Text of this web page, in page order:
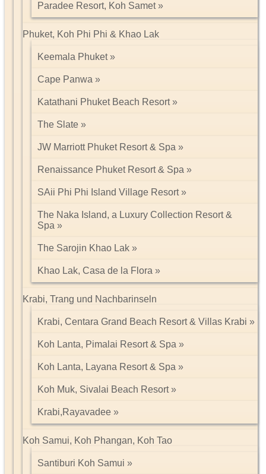
Paradee Resort, Koh Samet
Phuket, Koh Phi Phi & Khao Lak
Keemala Phuket
Cape Panwa
Katathani Phuket Beach Resort
The Slate
JW Marriott Phuket Resort & Spa
Renaissance Phuket Resort & Spa
SAii Phi Phi Island Village Resort
The Naka Island, a Luxury Collection Resort &
Spa
The Sarojin Khao Lak
Khao Lak, Casa de la Flora
Krabi, Trang und Nachbarinseln
Krabi, Centara Grand Beach Resort & Villas Krabi
Koh Lanta, Pimalai Resort & Spa
Koh Lanta, Layana Resort & Spa
Koh Muk, Sivalai Beach Resort
Krabi,Rayavadee
Koh Samui, Koh Phangan, Koh Tao
Santiburi Koh Samui